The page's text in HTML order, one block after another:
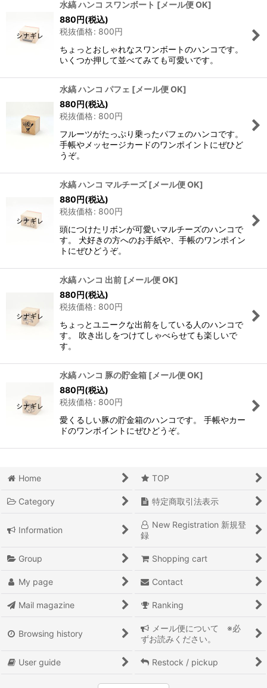
水縞 ハンコ スワンボート [メール便 OK]
880円(税込)
税抜価格: 800円
ちょっとおしゃれなスワンボートのハンコです。
いくつか押して並べてみても可愛いです。
水縞 ハンコ パフェ [メール便 OK]
880円(税込)
税抜価格: 800円
フルーツがたっぷり乗ったパフェのハンコです。
手帳やメッセージカードのワンポイントにぜひど
うぞ。
水縞 ハンコ マルチーズ [メール便 OK]
880円(税込)
税抜価格: 800円
頭につけたリボンが可愛いマルチーズのハンコで
す。 犬好きの方へのお手紙や、手帳のワンポイン
トにぜひどうぞ。
水縞 ハンコ 出前 [メール便 OK]
880円(税込)
税抜価格: 800円
ちょっとユニークな出前をしている人のハンコで
す。 吹き出しをつけてしゃべらせても楽しいで
す。
水縞 ハンコ 豚の貯金箱 [メール便 OK]
880円(税込)
税抜価格: 800円
愛くるしい豚の貯金箱のハンコです。 手帳やカー
ドのワンポイントにぜひどうぞ。
Home TOP
Category 特定商取引法表示
Information
New Registration 新規登
録
Group Shopping cart
My page Contact
Mail magazine Ranking
Browsing history
メール便について ※必
ずお読みください。
User guide Restock / pickup